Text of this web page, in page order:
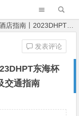
东海杯®竞技棋牌大师赛酒店预订流程及交通指南
东海杯
交通指南
发表评论